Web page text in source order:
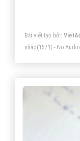
Bài viết tạo bởi:
nhập(1571) - No Audio